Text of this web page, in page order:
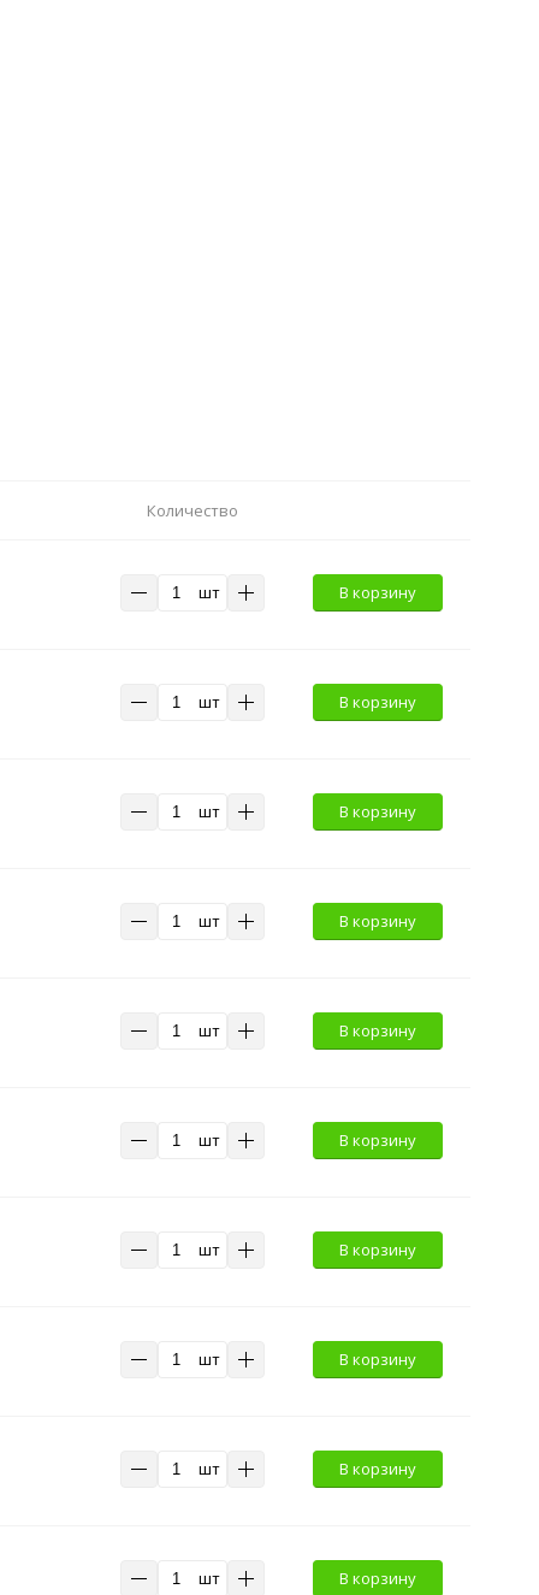
Количество
шт В корзину
шт В корзину
шт В корзину
шт В корзину
шт В корзину
шт В корзину
шт В корзину
шт В корзину
шт В корзину
шт В корзину